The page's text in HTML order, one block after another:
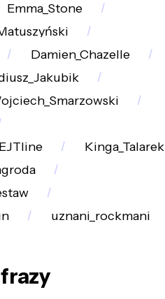
Emma_Stone
Damien_Chazelle
Kinga_Talarek
uznani_rockmani